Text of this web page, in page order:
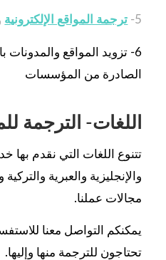
5- ترجمة المواقع الإلكترونية
6- تزويد المواقع والمدونات
الصادرة من المؤسسات
اللغات- الترجمة
تتنوع اللغات التي نقدم بها
والإنجليزية والعبرية
مجالات عملنا.
يمكنكم التواصل معنا
تحتاجون للترجمة منها وإليها.